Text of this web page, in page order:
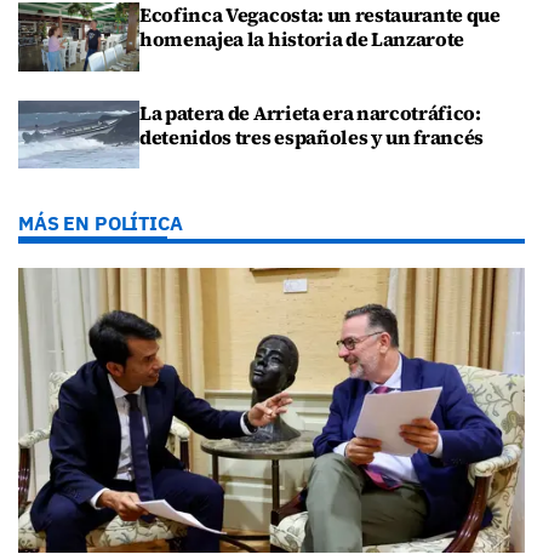
Ecofinca Vegacosta: un restaurante que
homenajea la historia de Lanzarote
La patera de Arrieta era narcotráfico:
detenidos tres españoles y un francés
MÁS EN POLÍTICA